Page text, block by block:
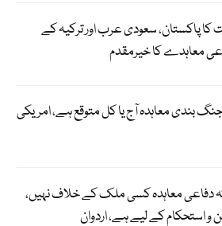
پاکستان، سعودی عرب اور ترکیہ کے
معاہدے کا خیرمقدم
جنگ بندی معاہدہ آج یا کل متوقع ہے، امریکی
دفاعی معاہدہ کسی ملک کے خلاف نہیں،
استحکام کے لیے ہے، اردوان